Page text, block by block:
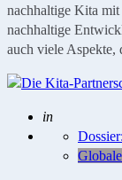
nachhaltige Kita
nachhaltige
auch viele
Geschrieben
in